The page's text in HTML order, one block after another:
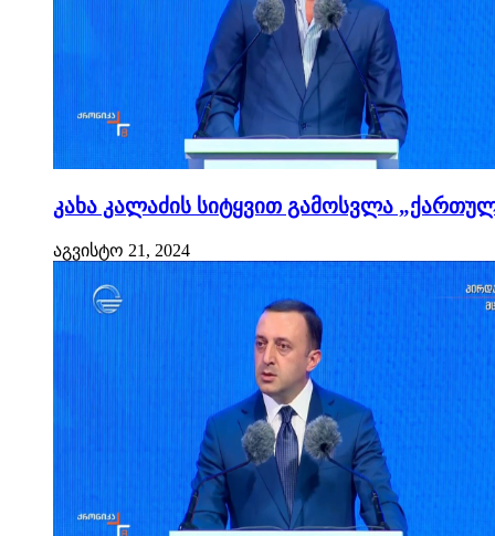
კახა კალაძის სიტყვით გამოსვლა
აგვისტო 21, 2024